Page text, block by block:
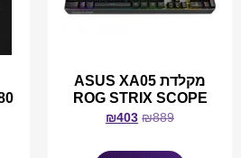
מקלדת ASUS XA05
ROG STRIX SCOPE
₪889
₪403